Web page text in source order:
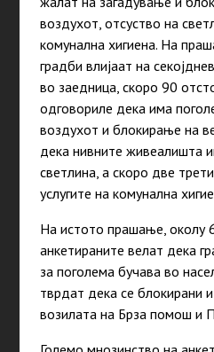
воздухот, отсуство на
комунална хигиена. На
градби влијаат на
во заедница, скоро 90
одговориле дека има
воздухот и блокирање на
дека нивните живеалишта
светлина, а скоро две
услугите на комунална
На истото прашање, околу
анкетираните велат дека
за поголема бучава во
тврдат дека се блокирани
возилата на Брза помош и